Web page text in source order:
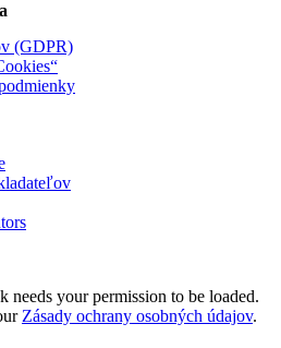
(GDPR)
needs your permission to be loaded.
Zásady ochrany osobných údajov.